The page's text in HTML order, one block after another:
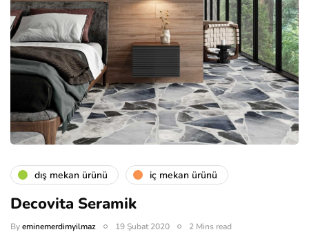
dış mekan ürünü i̇ç mekan ürünü
Decovita Seramik
Byeminemerdimyilmaz 19 Şubat 2020 2 Mins read